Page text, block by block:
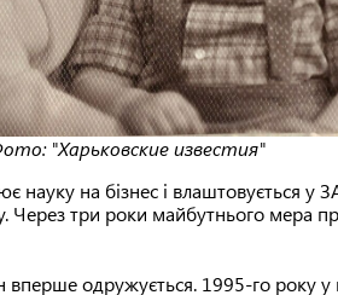
"Харьковские известия"
науку на бізнес і влаштовується у
три роки майбутнього мера
вперше одружується. 1995-го року